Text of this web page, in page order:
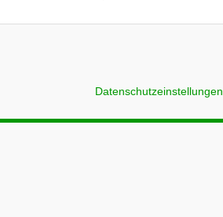
Datenschutzeinstellungen